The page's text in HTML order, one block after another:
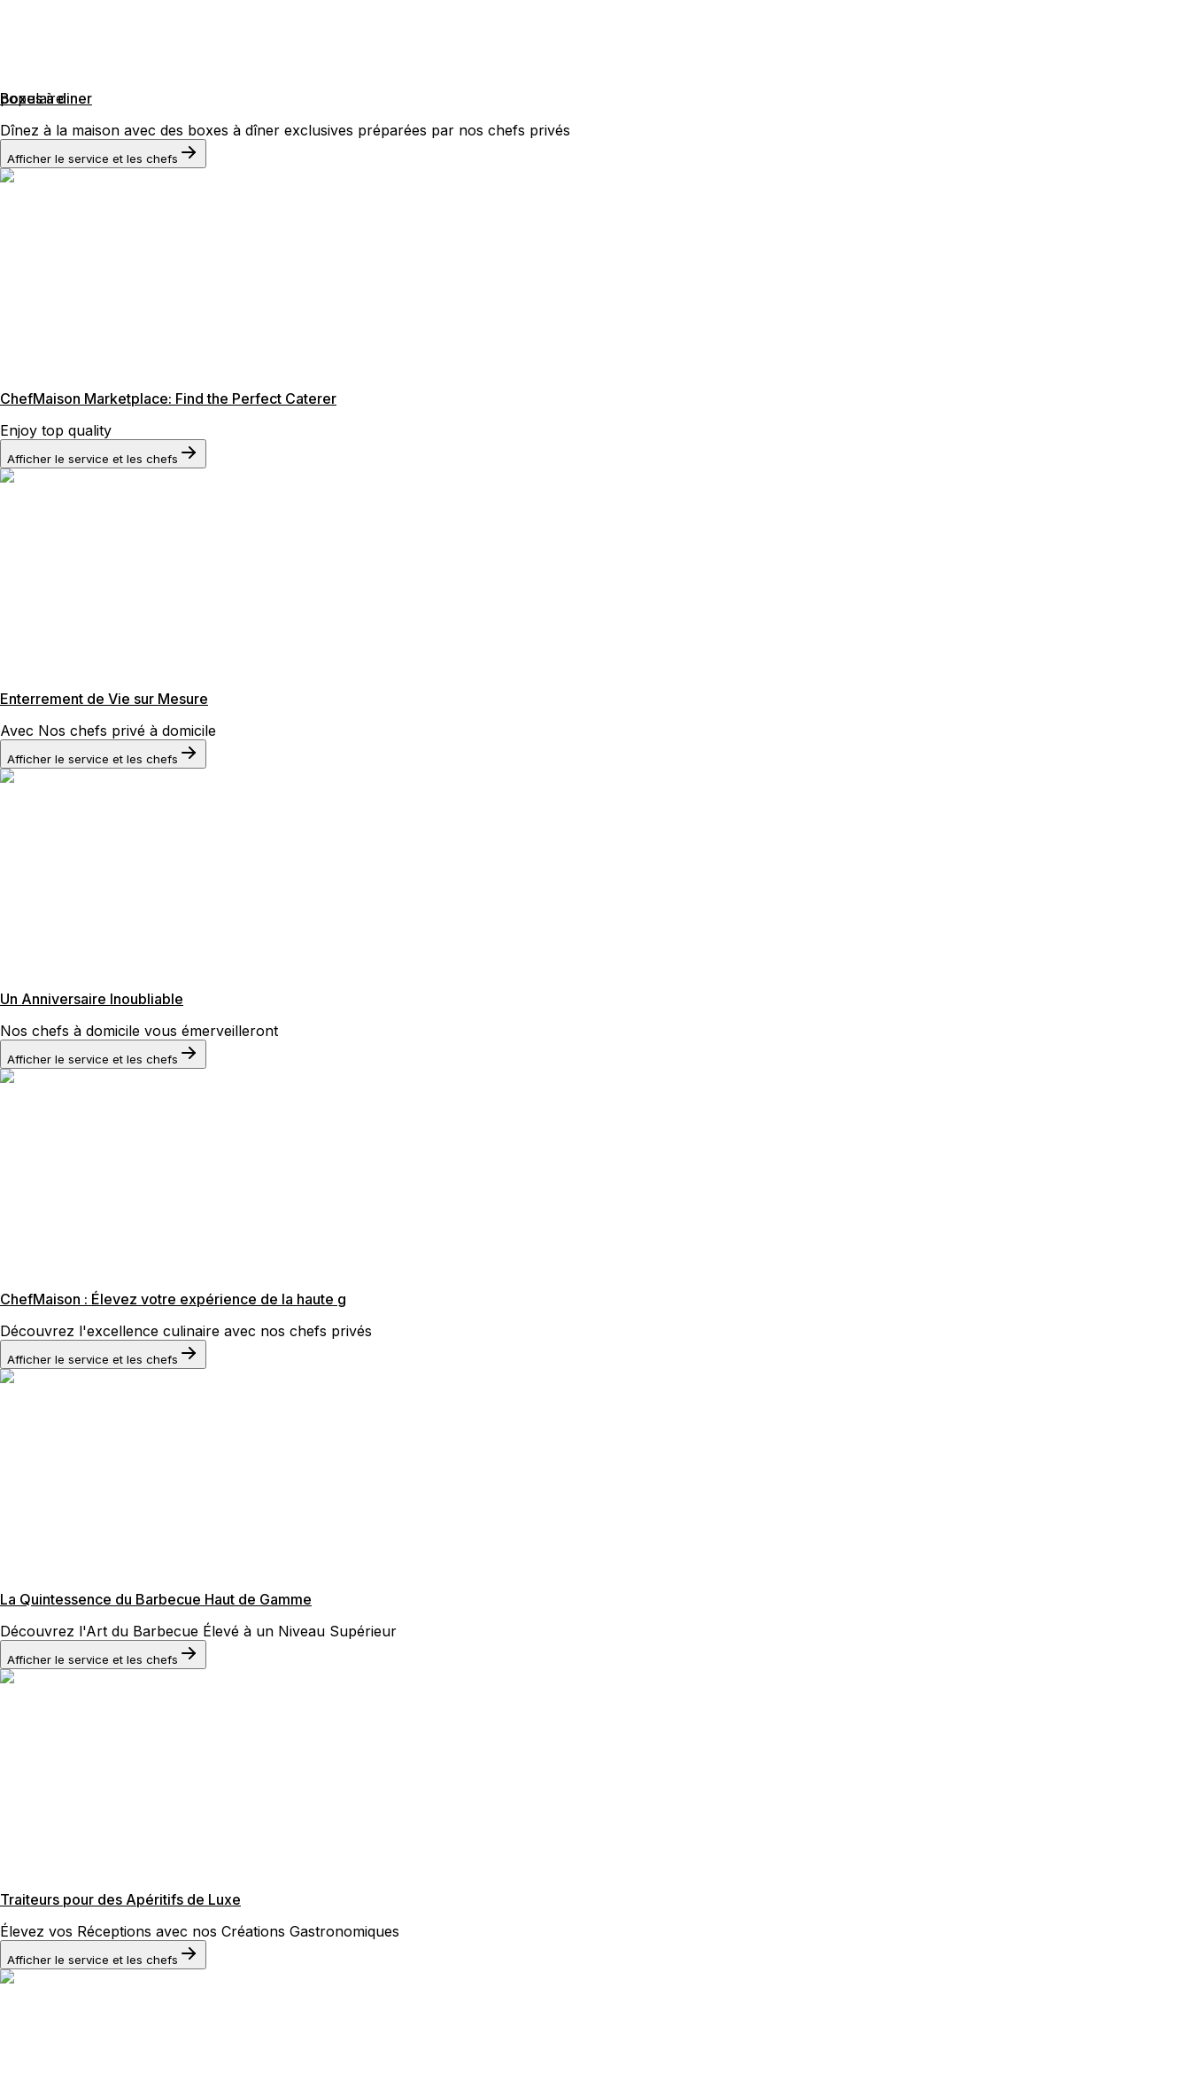
populaire
Boxes à diner
Dînez à la maison avec des boxes à dîner exclusives préparées par nos chefs privés
Afficher le service et les chefs
ChefMaison Marketplace: Find the Perfect Caterer
Enjoy top quality
Afficher le service et les chefs
Enterrement de Vie sur Mesure
Avec Nos chefs privé à domicile
Afficher le service et les chefs
Un Anniversaire Inoubliable
Nos chefs à domicile vous émerveilleront
Afficher le service et les chefs
ChefMaison : Élevez votre expérience de la haute g
Découvrez l'excellence culinaire avec nos chefs privés
Afficher le service et les chefs
La Quintessence du Barbecue Haut de Gamme
Découvrez l'Art du Barbecue Élevé à un Niveau Supérieur
Afficher le service et les chefs
Traiteurs pour des Apéritifs de Luxe
Élevez vos Réceptions avec nos Créations Gastronomiques
Afficher le service et les chefs